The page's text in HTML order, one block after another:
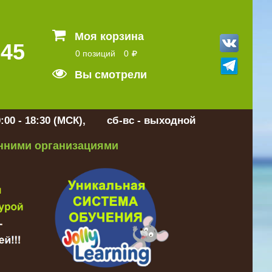
Моя корзина
0 позиций 0
Вы смотрели
- 18:30 (МСК), сб-вс - выходной
организациями